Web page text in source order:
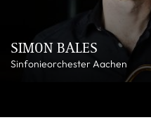
SIMON BALES
Sinfonieorchester Aachen